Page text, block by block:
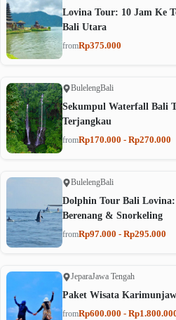
Lovina Tour: 10 Jam Ke
Bali Utara
fromRp375.000
BulelengBali
Sekumpul Waterfall Bali
Terjangkau
fromRp170.000 - Rp270.000
BulelengBali
Dolphin Tour Bali
Berenang & Snorkeling
fromRp97.000 - Rp295.000
JeparaJawa Tengah
Paket Wisata
fromRp600.000 -